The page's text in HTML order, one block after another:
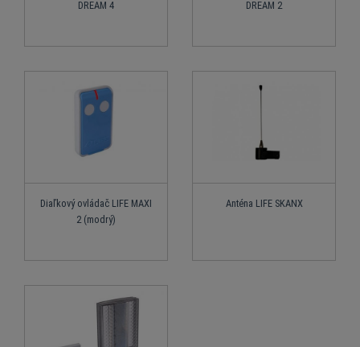
DREAM 4
DREAM 2
Diaľkový ovládač LIFE MAXI
2 (modrý)
Anténa LIFE SKANX